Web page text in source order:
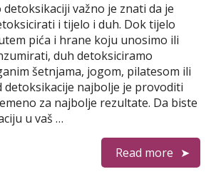
m
b
l
r
b
e
r
s
s
e
n
g
e
a
r
e
detoksikaciji važno je znati da je
i tijelo i duh. Dok tijelo
pića i hrane koju unosimo ili
duh detoksiciramo
šetnjama, jogom, pilatesom ili
detoksikacije najbolje je provoditi
za najbolje rezultate. Da biste
u vaš …
Read more